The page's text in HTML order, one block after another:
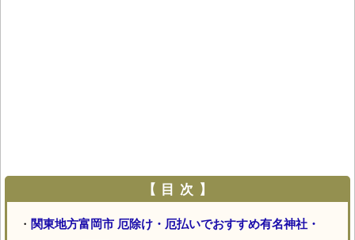
【 目 次 】
・ 関東地方富岡市 厄除け・厄払いでおすすめ有名神社・